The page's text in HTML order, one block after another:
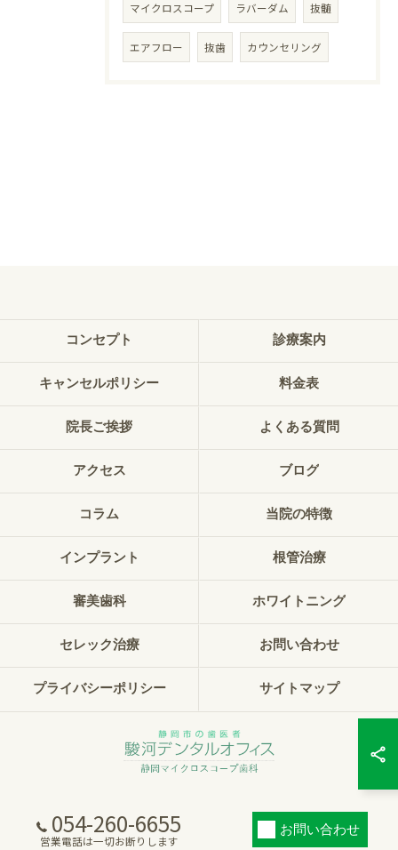
マイクロスコープ ラバーダム 抜髄
エアフロー 抜歯 カウンセリング
054-260-6655
営業電話は一切お断りします
お問い合わせ
コンセプト 診療案内
キャンセルポリシー 料金表
院長ご挨拶 よくある質問
アクセス ブログ
コラム 当院の特徴
インプラント 根管治療
審美歯科 ホワイトニング
セレック治療 お問い合わせ
プライバシーポリシー サイトマップ
© 2026 静岡県静岡市の歯科なら駿河デンタルオフィス静岡マイクロスコープ歯科
ALL RIGHTS RESERVED.